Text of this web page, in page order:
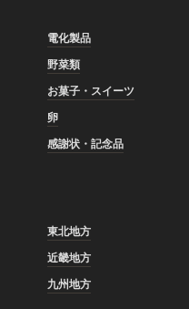
電化製品
野菜類
お菓子・スイーツ
卵
感謝状・記念品
東北地方
近畿地方
九州地方